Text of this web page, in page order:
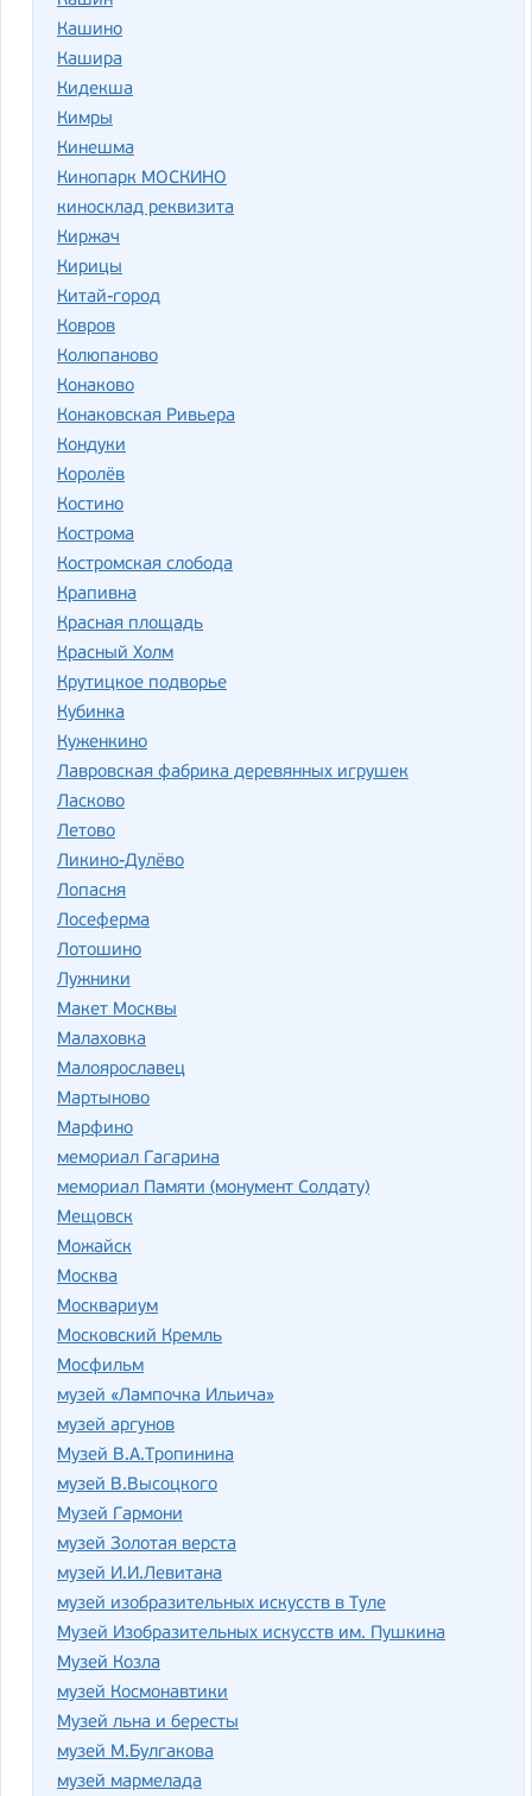
Кашино
Кашира
Кидекша
Кимры
Кинешма
Кинопарк МОСКИНО
киносклад реквизита
Киржач
Кирицы
Китай-город
Ковров
Колюпаново
Конаково
Конаковская Ривьера
Кондуки
Королёв
Костино
Кострома
Костромская слобода
Крапивна
Красная площадь
Красный Холм
Крутицкое подворье
Кубинка
Куженкино
Лавровская фабрика деревянных игрушек
Ласково
Летово
Ликино-Дулёво
Лопасня
Лосеферма
Лотошино
Лужники
Макет Москвы
Малаховка
Малоярославец
Мартыново
Марфино
мемориал Гагарина
мемориал Памяти (монумент Солдату)
Мещовск
Можайск
Москва
Москвариум
Московский Кремль
Мосфильм
музей «Лампочка Ильича»
музей аргунов
Музей В.А.Тропинина
музей В.Высоцкого
Музей Гармони
музей Золотая верста
музей И.И.Левитана
музей изобразительных искусств в Туле
Музей Изобразительных искусств им. Пушкина
Музей Козла
музей Космонавтики
Музей льна и бересты
музей М.Булгакова
музей мармелада